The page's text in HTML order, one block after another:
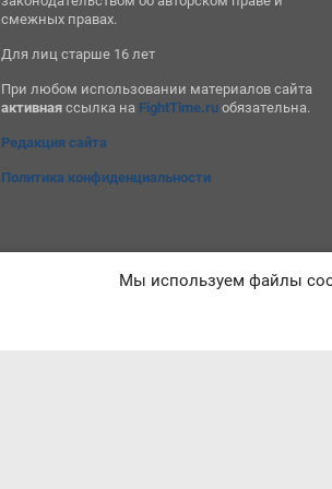
смежных правах.
Для лиц старше 16 лет
При любом использовании материалов сайта
активная ссылка на FightTime.ru обязательна.
Редакция сайта
Политика конфиденциальности
Мы используем файлы